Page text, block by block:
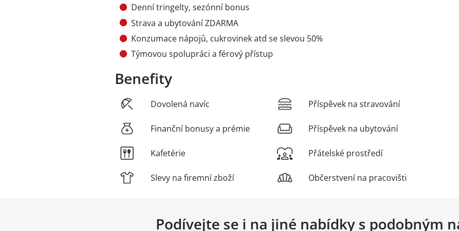
Denní tringelty, sezónní bonus
Strava a ubytování ZDARMA
Konzumace nápojů, cukrovinek atd se slevou 50%
Týmovou spolupráci a férový přístup
Benefity
Dovolená navíc
Finanční bonusy a prémie
Kafetérie
Slevy na firemní zboží
Příspěvek na stravování
Příspěvek na ubytování
Přátelské prostředí
Občerstvení na pracovišti
Podívejte se i na jiné nabídky s podobným